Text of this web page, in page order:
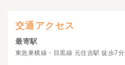
交通アクセス
最寄駅
東急東横線・目黒線 元住吉駅 徒歩7分